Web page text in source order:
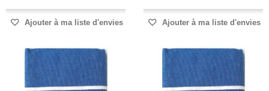
Ajouter à ma liste d'envies Ajouter à ma liste d'envies